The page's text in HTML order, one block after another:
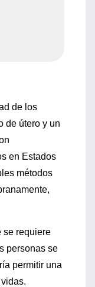
de los
de útero y un
en Estados
métodos
se requiere
personas se
permitir una